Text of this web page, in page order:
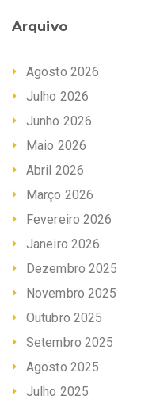
Arquivo
Agosto 2026
Julho 2026
Junho 2026
Maio 2026
Abril 2026
Março 2026
Fevereiro 2026
Janeiro 2026
Dezembro 2025
Novembro 2025
Outubro 2025
Setembro 2025
Agosto 2025
Julho 2025